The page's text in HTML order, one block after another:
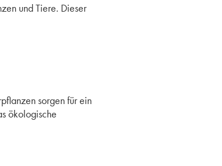
und Tiere. Dieser
sorgen für ein
ökologische